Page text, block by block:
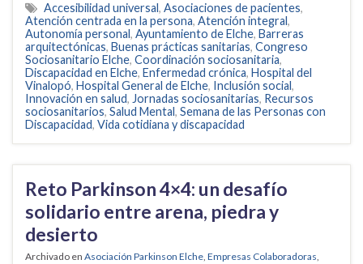
Accesibilidad universal, Asociaciones de pacientes,
Atención centrada en la persona, Atención integral,
Autonomía personal, Ayuntamiento de Elche, Barreras
arquitectónicas, Buenas prácticas sanitarias, Congreso
Sociosanitario Elche, Coordinación sociosanitaria,
Discapacidad en Elche, Enfermedad crónica, Hospital del
Vinalopó, Hospital General de Elche, Inclusión social,
Innovación en salud, Jornadas sociosanitarias, Recursos
sociosanitarios, Salud Mental, Semana de las Personas con
Discapacidad, Vida cotidiana y discapacidad
Reto Parkinson 4×4: un desafío
solidario entre arena, piedra y
desierto
Archivado en Asociación Parkinson Elche, Empresas Colaboradoras,